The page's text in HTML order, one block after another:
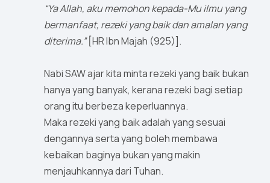
“Ya Allah, aku memohon kepada-Mu ilmu yang
bermanfaat, rezeki yang baik dan amalan yang
diterima.”[HR Ibn Majah (925)].
Nabi SAW ajar kita minta rezeki yang baik bukan
hanya yang banyak, kerana rezeki bagi setiap
orang itu berbeza keperluannya.
Maka rezeki yang baik adalah yang sesuai
dengannya serta yang boleh membawa
kebaikan baginya bukan yang makin
menjauhkannya dari Tuhan.